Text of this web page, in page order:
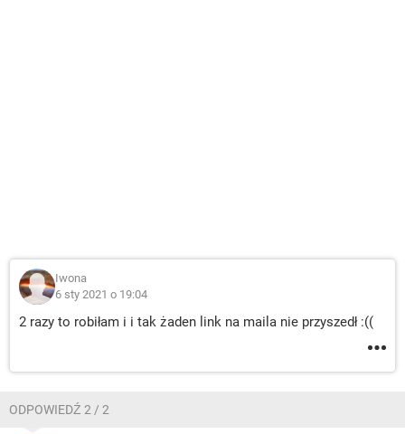
Iwona
6 sty 2021 o 19:04
2 razy to robiłam i i tak żaden link na maila nie przyszedł :((
ODPOWIEDŹ 2 / 2